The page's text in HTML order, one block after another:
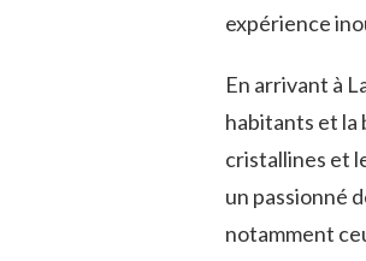
expérience
En arrivant à
habitants et la
cristallines et
un passionné
notamment